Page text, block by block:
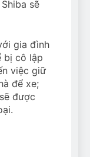
sẽ
gia đình
bị cô lập
việc giữ
để xe;
được